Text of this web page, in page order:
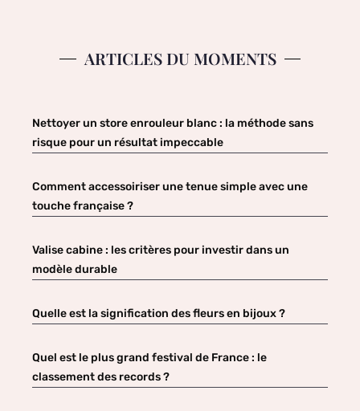
ARTICLES DU MOMENTS
Nettoyer un store enrouleur blanc : la méthode sans
risque pour un résultat impeccable
Comment accessoiriser une tenue simple avec une
touche française ?
Valise cabine : les critères pour investir dans un
modèle durable
Quelle est la signification des fleurs en bijoux ?
Quel est le plus grand festival de France : le
classement des records ?